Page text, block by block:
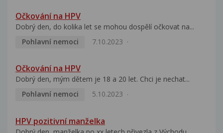
Očkování na HPV
Dobrý den, do kolika let se mohou dospělí očkovat na...
Pohlavní nemoci
7.10.2023
Očkování na HPV
Dobrý den, mým dětem je 18 a 20 let. Chci je nechat...
Pohlavní nemoci
5.10.2023
HPV pozitivní manželka